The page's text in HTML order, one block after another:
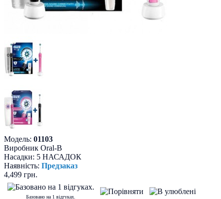
Модель: 01103
Виробник Oral-B
Насадки: 5 НАСАДОК
Наявність: Предзаказ
4,499 грн.
Базовано на 1 відгуках.